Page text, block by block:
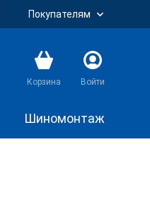
Покупателям
Корзина Войти
Шиномонтаж